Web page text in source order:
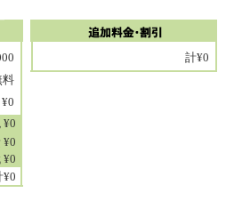
料
¥0
¥0
¥0
¥0
¥0
計¥0